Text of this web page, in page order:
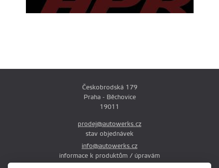
Českobrodská 179
Praha - Běchovice
19011
prodej@autowerks.cz
stav objednávek
info@autowerks.cz
informace k produktům / úpravám